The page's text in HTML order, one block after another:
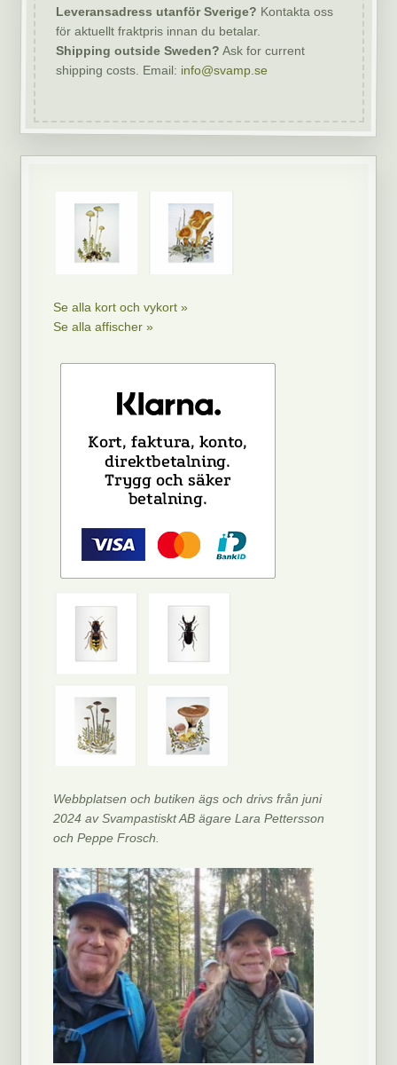
Leveransadress utanför Sverige? Kontakta oss
för aktuellt fraktpris innan du betalar.
Shipping outside Sweden? Ask for current
shipping costs. Email: info@svamp.se
Se alla kort och vykort »
Se alla affischer »
Webbplatsen och butiken ägs och drivs från juni
2024 av Svampastiskt AB ägare Lara Pettersson
och Peppe Frosch.